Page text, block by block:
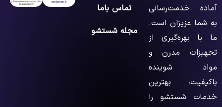
آماده خدمت‌رسانی
به شما عزیزان است.
ما با بهره‌گیری از
تجهیزات مدرن و
مواد شوینده
باکیفیت، بهترین
خدمات شستشو را
تماس باما
مجله شستشو